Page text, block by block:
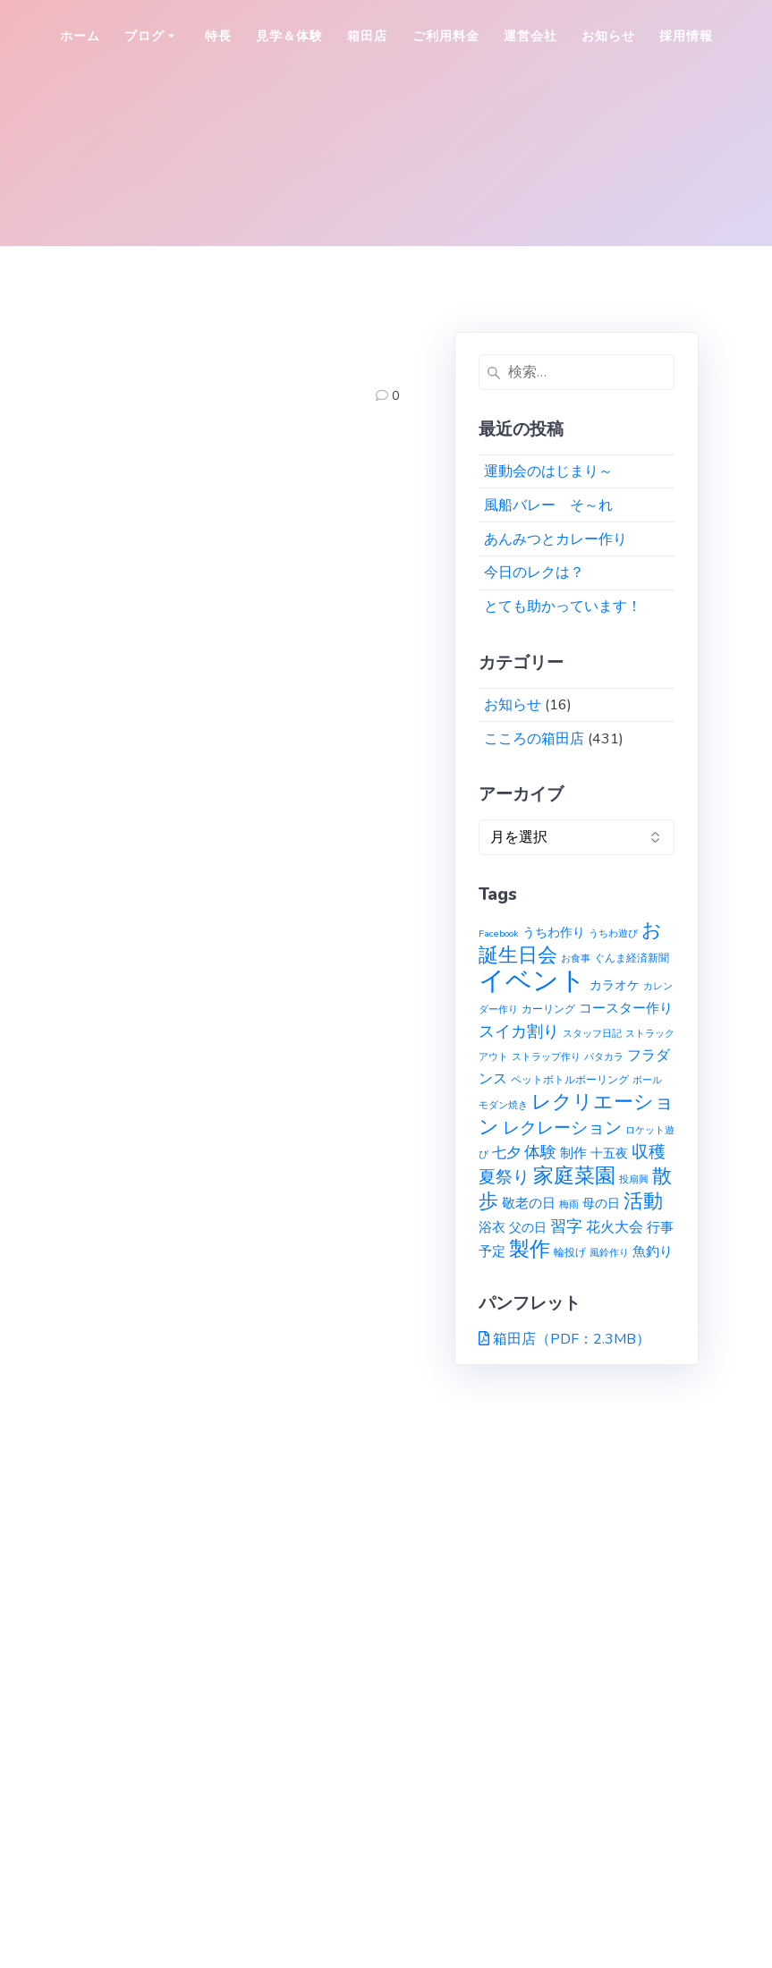
ホーム ブログ 特長 見学＆体験 箱田店 ご利用料金 運営会社 お知らせ 採用情報
0
検
最近の投稿
運動会のはじまり～
風船バレー そ～れ
あんみつとカレー作り
今日のレクは？
とても助かっています！
カテゴリー
お知らせ (16)
こころの箱田店 (431)
アーカイブ
イ
Tags
Facebook うちわ作り うちわ遊び お
誕生日会 お食事 ぐんま経済新聞
イベント カラオケ カレン
ダー作り カーリング コースター作り
スイカ割り スタッフ日記 ストラック
アウト ストラップ作り パタカラ フラダ
ンス ペットボトルボーリング ボール
モダン焼き レクリエーショ
ン レクレーション ロケット遊
び 七夕 体験 制作 十五夜 収穫
夏祭り 家庭菜園 投扇興 散
歩敬老の日 梅雨 母の日 活動
浴衣 父の日 習字花火大会 行事
予定 製作 輪投げ 風鈴作り 魚釣り
パンフレット
箱田店（PDF：2.3MB）